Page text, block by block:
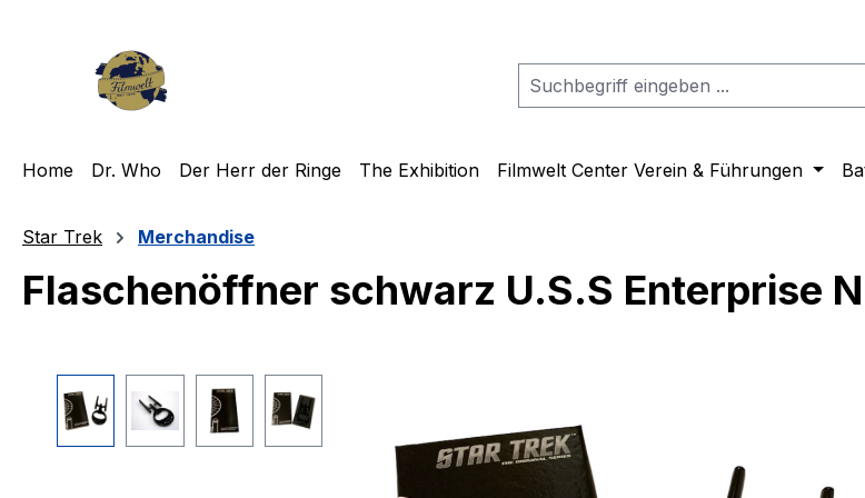
Home Dr. Who Der Herr der Ringe The Exhibition Filmwelt Center Verein & Führungen
Star Trek Merchandise
Flaschenöffner schwarz U.S.S Enterprise